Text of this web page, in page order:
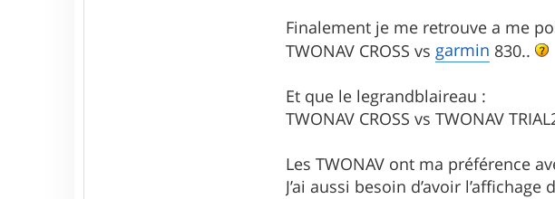
g
e
Finalement je me retrouve a me
TWONAV CROSS vsgarmin 830..
Et que le legrandblaireau :
TWONAV CROSS vs TWONAV
Les TWONAV ont ma préférence
J’ai aussi besoin d’avoir